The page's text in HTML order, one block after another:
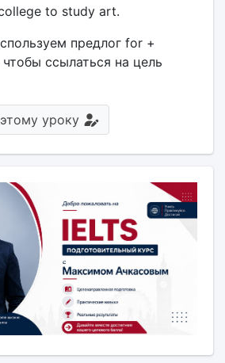
to study art.
предлог for +
ссылаться на цель
уроку